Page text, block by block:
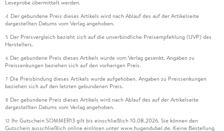
Leseprobe übermittelt werden.
4 Der gebundene Preis dieses Artikels wird nach Ablauf des auf der Artikelseite
dargestellten Datums vom Verlag angehoben.
5 Der Preisvergleich bezieht sich auf die unverbindliche Preisempfehlung (UVP) des
Herstellers.
6 Der gebundene Preis dieses Artikels wurde vom Verlag gesenkt. Angaben zu
Preissenkungen beziehen sich auf den vorherigen Preis.
7 Die Preisbindung dieses Artikels wurde aufgehoben. Angaben zu Preissenkungen
beziehen sich auf den letzten gebundenen Preis.
8 Der gebundene Preis dieses Artikels wird nach Ablauf des auf der Artikelseite
dargestellten Datums vom Verlag angehoben.
12 Ihr Gutschein SOMMER13 gilt bis einschließlich 10.08.2026. Sie können den
Gutschein ausschließlich online einlösen unter www.hugendubel.de. Keine Bestellung